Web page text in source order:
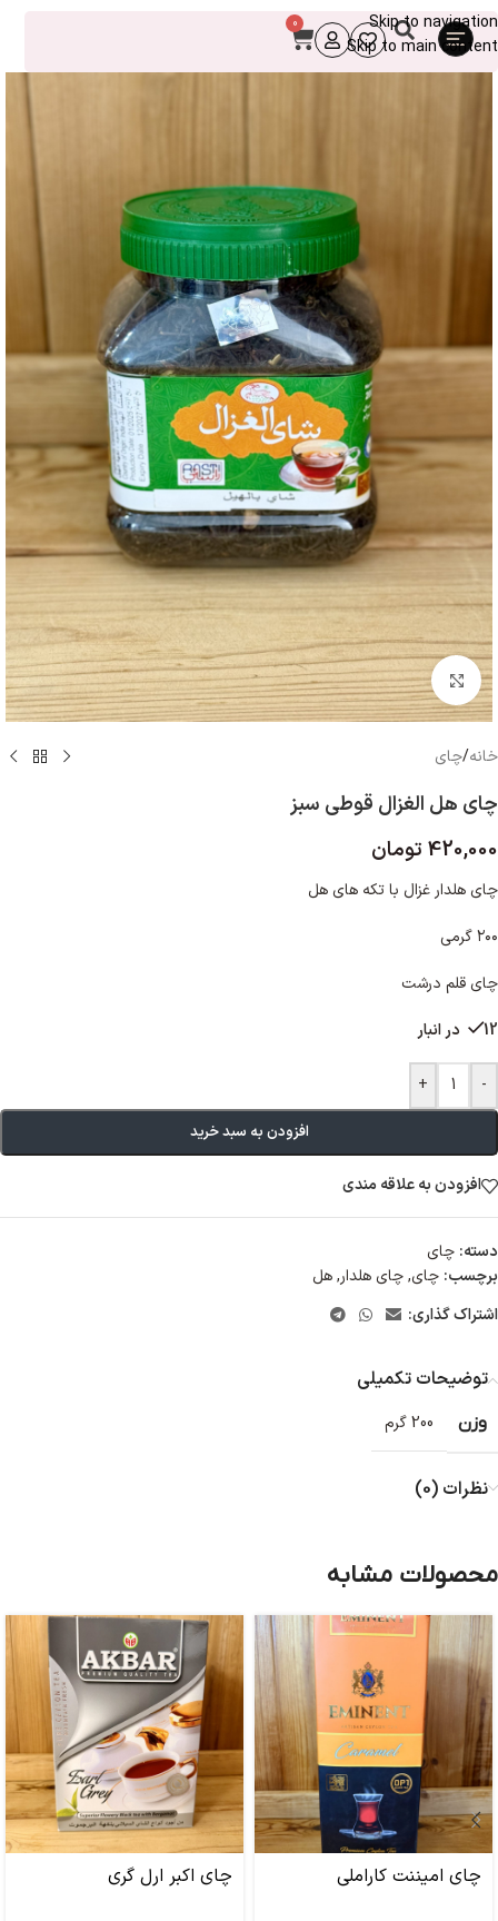
Skip to navigation
Skip to main content
0
بزرگنمایی تصویر
خانه/چای
چای هل الغزال قوطی سبز
420,000 تومان
چای هلدار غزال با تکه های هل
۲۰۰ گرمی
چای قلم درشت
12 در انبار
-
+
افزودن به سبد خرید
افزودن به علاقه مندی
دسته: چای
برچسب: چای,چای هلدار,هل
اشتراک گذاری:
توضیحات تکمیلی
وزن 200 گرم
نظرات (0)
محصولات مشابه
چای امیننت کاراملی چای اکبر ارل گری